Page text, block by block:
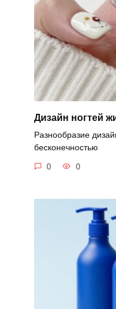
Дизайн ногтей
Разнообразие
бесконечностью
0 0